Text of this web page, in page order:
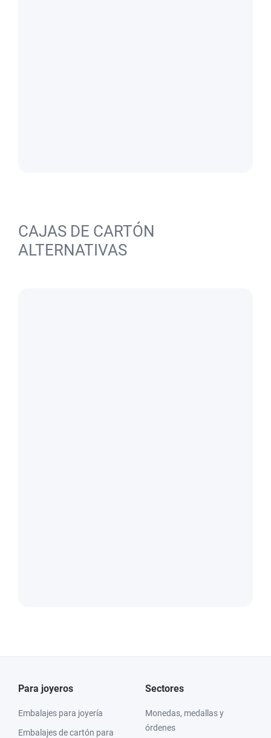
CAJAS DE CARTÓN
ALTERNATIVAS
Para joyeros
Embalajes para joyería
Embalajes de cartón para
Sectores
Monedas, medallas y
órdenes